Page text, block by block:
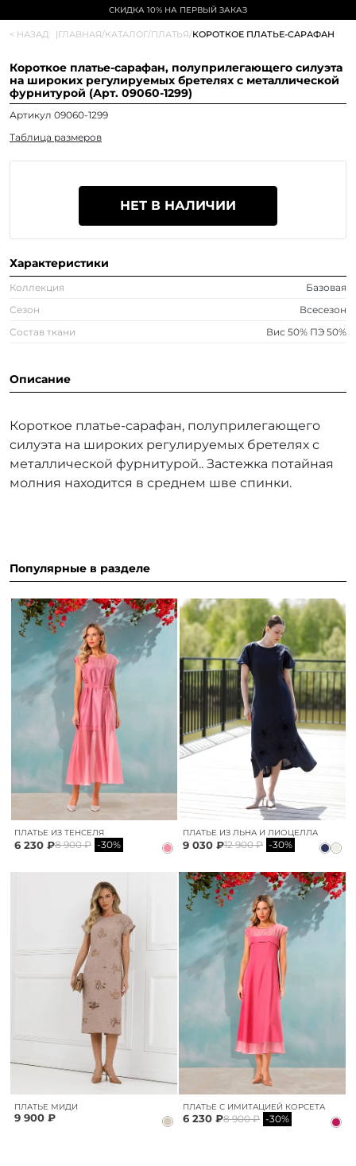
СКИДКА 10% НА ПЕРВЫЙ ЗАКАЗ
< НАЗАД |ГЛАВНАЯ/КАТАЛОГ/ПЛАТЬЯ/КОРОТКОЕ ПЛАТЬЕ-САРАФАН
Короткое платье-сарафан, полуприлегающего силуэта
на широких регулируемых бретелях с металлической
фурнитурой (Арт. 09060-1299)
Артикул 09060-1299
Таблица размеров
НЕТ В НАЛИЧИИ
Характеристики
Коллекция
Базовая
Сезон
Всесезон
Состав ткани
Вис 50% ПЭ 50%
Описание
Короткое платье-сарафан, полуприлегающего
силуэта на широких регулируемых бретелях с
металлической фурнитурой.. Застежка потайная
молния находится в среднем шве спинки.
Популярные в разделе
ПЛАТЬЕ ИЗ ТЕНСЕЛЯ
6 230 ₽8 900 ₽ -30%
ПЛАТЬЕ ИЗ ЛЬНА И ЛИОЦЕЛЛА
9 030 ₽12 900 ₽ -30%
ПЛАТЬЕ МИДИ
9 900 ₽
ПЛАТЬЕ С ИМИТАЦИЕЙ КОРСЕТА
6 230 ₽8 900 ₽ -30%